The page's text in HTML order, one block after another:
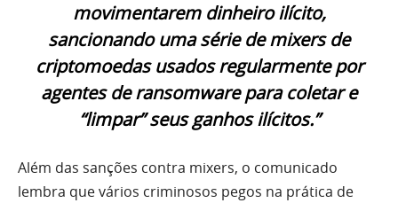
movimentarem dinheiro ilícito,
sancionando uma série de mixers de
criptomoedas usados ​​regularmente por
agentes de ransomware para coletar e
“limpar” seus ganhos ilícitos.”
Além das sanções contra mixers, o comunicado
lembra que vários criminosos pegos na prática de